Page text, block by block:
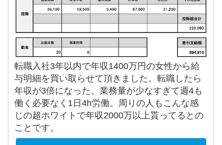
転職入社3年以内で年収1400万円の女性から給
与明細を買い取らせて頂きました。転職したら
年収が3倍になった。業務量が少なすぎて週4も
働く必要なく1日4h労働。周りの人もこんな感
じの超ホワイトで年収2000万以上貰ってるとの
ことです。